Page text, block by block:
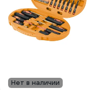
Нет в наличии